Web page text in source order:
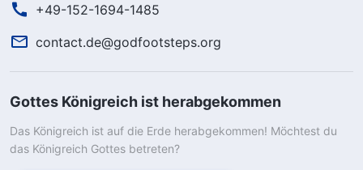
+49-152-1694-1485
contact.de@godfootsteps.org
Gottes Königreich ist herabgekommen
Das Königreich ist auf die Erde herabgekommen! Möchtest du
das Königreich Gottes betreten?